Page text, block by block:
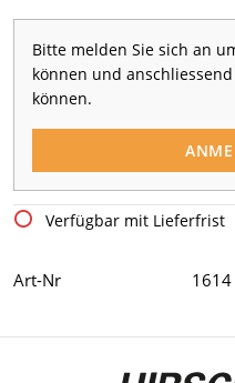
Bitte melden Sie sich an
können und
können.
Verfügbar mit Lieferfrist
Art-Nr